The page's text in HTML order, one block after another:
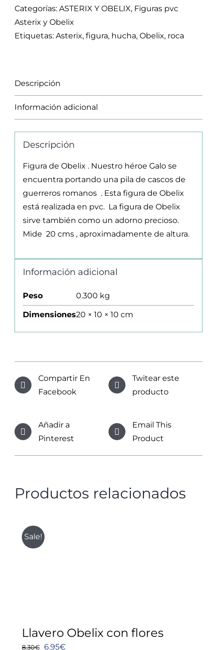
Categorías: ASTERIX Y OBELIX, Figuras pvc
Asterix y Obelix
Etiquetas: Asterix, figura, hucha, Obelix, roca
Descripción
Información adicional
Descripción
Figura de Obelix . Nuestro héroe Galo se
encuentra portando una pila de cascos de
guerreros romanos . Esta figura de Obelix
está realizada en pvc. La figura de Obelix
sirve también como un adorno precioso.
Mide 20 cms , aproximadamente de altura.
Información adicional
Peso 0.300 kg
Dimensiones20 × 10 × 10 cm
Compartir En
Facebook
Twitear este
producto
Añadir a
Pinterest
Email This
Product
Productos relacionados
Sale!
Llavero Obelix con flores
8.30€ El
6.95€